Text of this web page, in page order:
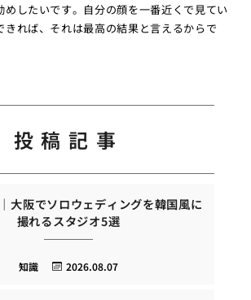
めしたいです。自分の顔を一番近くで見てい
きれば、それは最高の結果と言えるからで
投稿記事
大阪でソロウェディングを韓国風に
撮れるスタジオ5選
2026.08.07
知識